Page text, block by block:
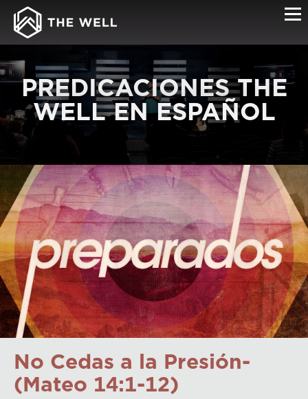
PREDICACIONES THE
WELL EN ESPAÑOL
No Cedas a la Presión-
(Mateo 14:1-12)